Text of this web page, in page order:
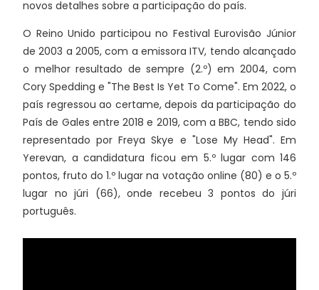
novos detalhes sobre a participação do país.
O Reino Unido participou no Festival Eurovisão Júnior
de 2003 a 2005, com a emissora ITV, tendo alcançado
o melhor resultado de sempre (2.º) em 2004, com
Cory Spedding e "The Best Is Yet To Come". Em 2022, o
país regressou ao certame, depois da participação do
País de Gales entre 2018 e 2019, com a BBC, tendo sido
representado por Freya Skye e "Lose My Head". Em
Yerevan, a candidatura ficou em 5.º lugar com 146
pontos, fruto do 1.º lugar na votação online (80) e o 5.º
lugar no júri (66), onde recebeu 3 pontos do júri
português.